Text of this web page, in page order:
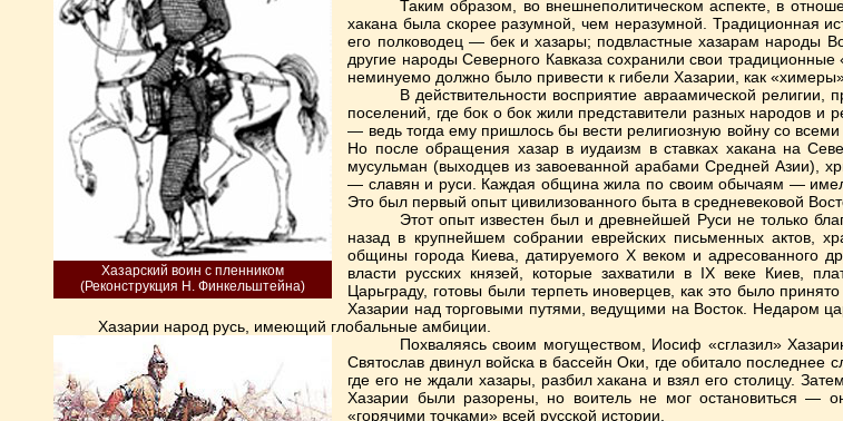
Хазарский воин с пленником
(Реконструкция Н. Финкельштейна)
Таким образом, во внешнеполитическом аспекте, в
хакана была скорее разумной, чем неразумной. Традиционная
его полководец — бек и хазары; подвластные хазарам народы
другие народы Северного Кавказа сохранили свои
неминуемо должно было привести к гибели Хазарии, как
В действительности восприятие авраамической
поселений, где бок о бок жили представители разных народов и
— ведь тогда ему пришлось бы вести религиозную войну со
Но после обращения хазар в иудаизм в ставках хакана на
мусульман (выходцев из завоеванной арабами Средней Азии),
— славян и руси. Каждая община жила по своим обычаям —
Это был первый опыт цивилизованного быта в средневековой
Этот опыт известен был и древнейшей Руси не только
назад в крупнейшем собрании еврейских письменных актов,
общины города Киева, датируемого X веком и
власти русских князей, которые захватили в IX веке Киев,
Царьграду, готовы были терпеть иноверцев, как это было
Хазарии над торговыми путями, ведущими на Восток. Недаром
Хазарии народ русь, имеющий глобальные амбиции.
Похваляясь своим могуществом, Иосиф «сглазил»
Святослав двинул войска в бассейн Оки, где обитало
где его не ждали хазары, разбил хакана и взял его столицу.
Хазарии были разорены, но воитель не мог остановиться —
«горячими точками» всей русской истории.